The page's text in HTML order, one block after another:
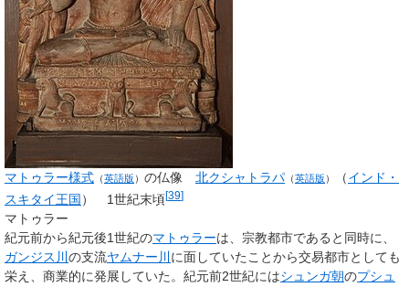
マトゥラー様式 （英語版 ） の仏像 北クシャトラパ （英語版 ） （インド・
スキタイ王国 ） 1世紀末頃[39]
マトゥラー
紀元前から紀元後1世紀のマトゥラーは、宗教都市であると同時に、
ガンジス川 の支流ヤムナー川 に面していたことから交易都市としても
栄え、商業的に発展していた。紀元前2世紀にはシュンガ朝のプシュ